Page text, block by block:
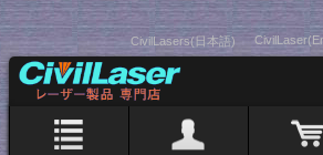
CivilLasers(日本語)